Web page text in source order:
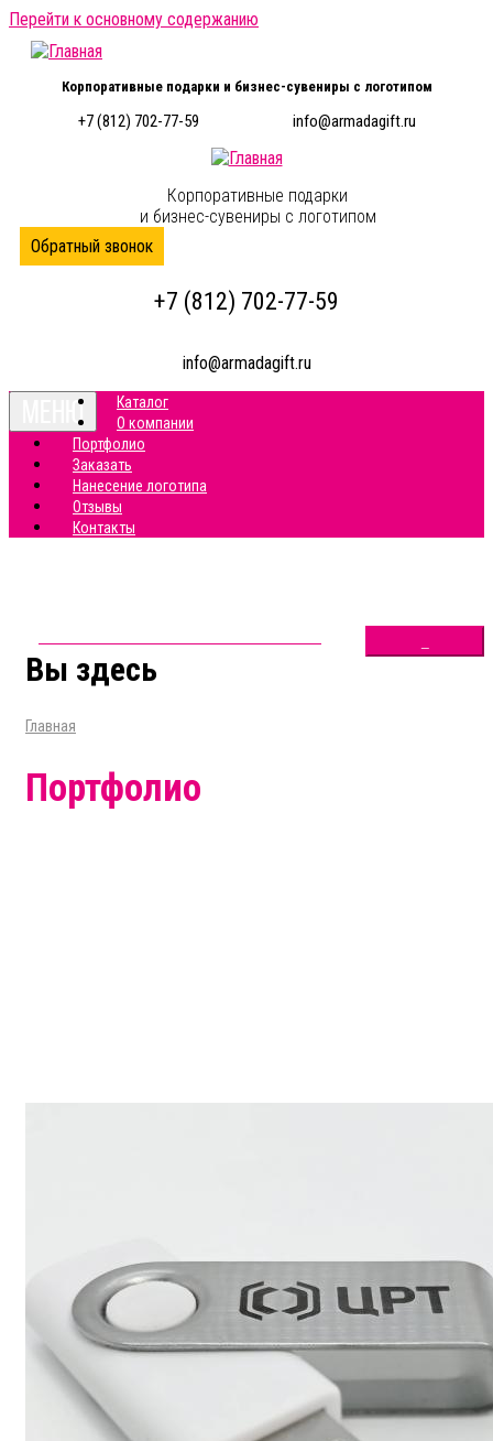
Перейти к основному содержанию
Корпоративные подарки и бизнес-сувениры с логотипом
+7 (812) 702-77-59 info@armadagift.ru
Корпоративные подарки
и бизнес-сувениры с логотипом
Обратный звонок
+7 (812) 702-77-59
info@armadagift.ru
navigation
МЕНЮ
Каталог
О компании
Портфолио
Заказать
Нанесение логотипа
Отзывы
Контакты
Вы здесь
Главная
Портфолио